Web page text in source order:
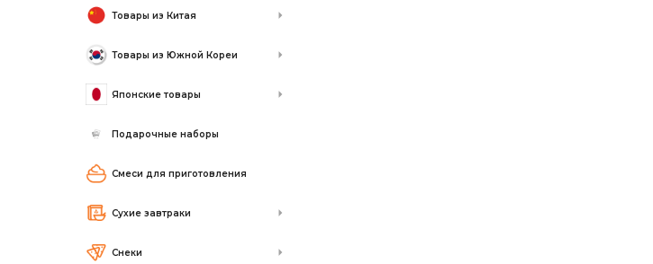
Товары из Китая
Товары из Южной Кореи
Японские товары
Подарочные наборы
Смеси для приготовления
Сухие завтраки
Снеки